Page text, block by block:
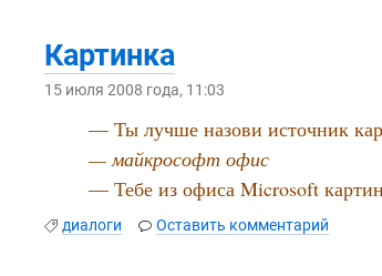
Картинка
15 июля 2008 года, 11:03
— Ты лучше назови источник
— майкрософт офис
— Тебе из офиса Microsoft
диалоги Оставить комментарий